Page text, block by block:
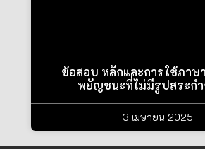
ข้อสอบ หลักและการใช้ภาษ
พยัญชนะที่ไม่มีรูปสระกำ
3 เมษายน 2025